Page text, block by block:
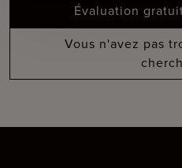
Évaluation
Vous n'avez pas